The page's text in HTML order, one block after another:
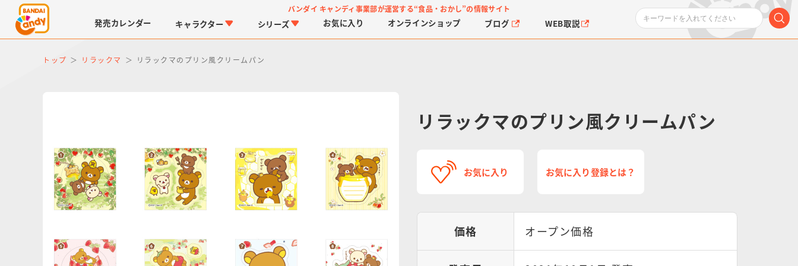
バンダイ キャンディ事業部が運営する“食品・おかし”の情報サイト
発売カレンダー キャラクター
LINK TRAVELERS 仮面ライダーシリーズ
PROJECT R.E.D.・ス
ーパー戦隊シリーズ
プリキュアシリーズ
シリーズ
チョコボックス キャラパキ つりグミ チョコサプ
スクエアシール
お気に入り オンラインショップ ブログ WEB取説
トップ リラックマ リラックマのプリン風クリームパン
リラックマのプリン風クリームパン
お気に入り お気に入り登録とは？
価格 オープン価格